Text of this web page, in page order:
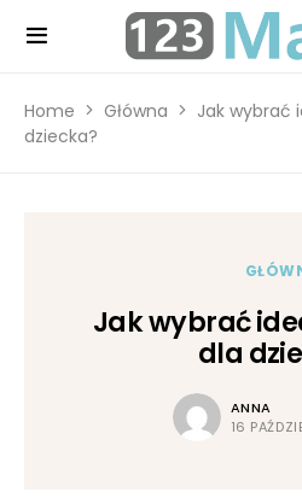
Home Główna
Jak wybrać
dziecka?
Jak wybrać
dla
ANNA
16